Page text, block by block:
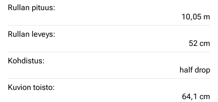
Rullan pituus:
10,05 m
Rullan leveys:
52 cm
Kohdistus:
half drop
Kuvion toisto:
64,1 cm